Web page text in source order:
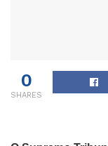
0
SHARES